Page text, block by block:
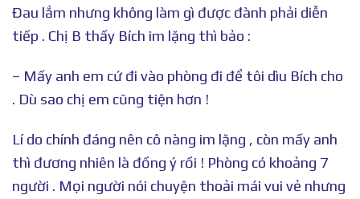
Đau lắm nhưng không làm gì được đành phải diễn
tiếp . Chị B thấy Bích im lặng thì bảo :
– Mấy anh em cứ đi vào phòng đi để tôi dìu Bích cho
. Dù sao chị em cũng tiện hơn !
Lí do chính đáng nên cô nàng im lặng , còn mấy anh
thì đương nhiên là đồng ý rồi ! Phòng có khoảng 7
người . Mọi người nói chuyện thoải mái vui vẻ nhưng